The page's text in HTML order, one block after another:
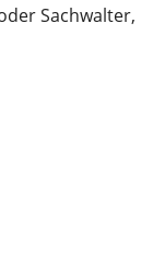
Sachwalter,